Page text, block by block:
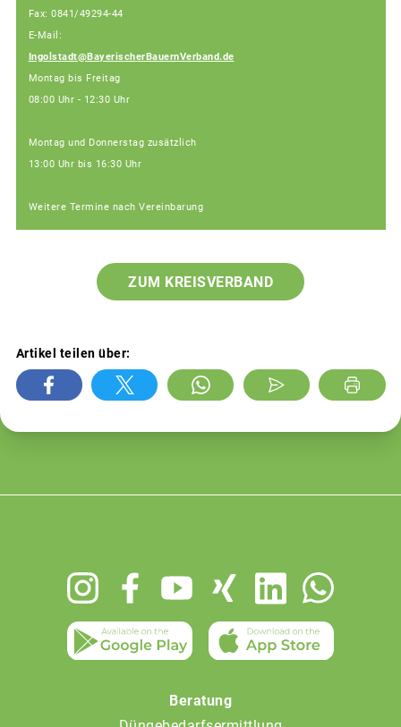
Fax: 0841/49294-44
E-Mail:
Ingolstadt@BayerischerBauernVerband.de
Montag bis Freitag
08:00 Uhr - 12:30 Uhr
Montag und Donnerstag zusätzlich
13:00 Uhr bis 16:30 Uhr
Weitere Termine nach Vereinbarung
ZUM KREISVERBAND
Artikel teilen über:
Beratung